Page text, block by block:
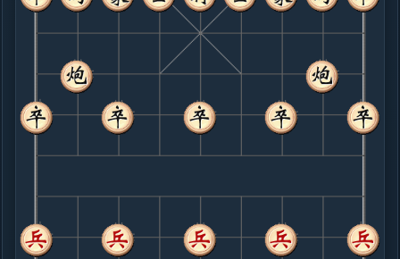
4. 兵七进一
红+10
.....马２进３
红+5
5. 马八进七
红+17
.....象３进５
6. 炮八进二
红+17
炮八平九
.....士４进５
红+30
卒３进１
7. 兵三进一
红+89
8. 车二进九
红+241
.....马７退８
红+265
9. 兵三进一
红+238